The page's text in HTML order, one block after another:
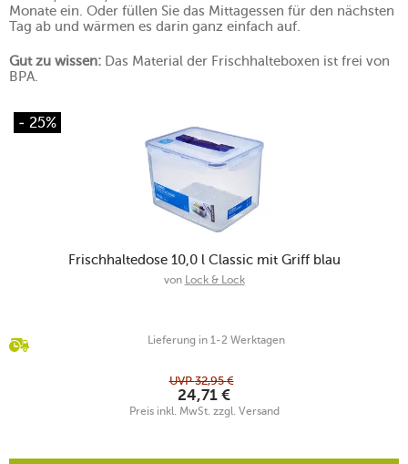
Monate ein. Oder füllen Sie das Mittagessen für den nächsten
Tag ab und wärmen es darin ganz einfach auf.
Gut zu wissen: Das Material der Frischhalteboxen ist frei von
BPA.
- 25%
Frischhaltedose 10,0 l Classic mit Griff blau
von Lock & Lock
Lieferung in 1-2 Werktagen
UVP32,95 €
24,71 €
Preis inkl. MwSt. zzgl. Versand